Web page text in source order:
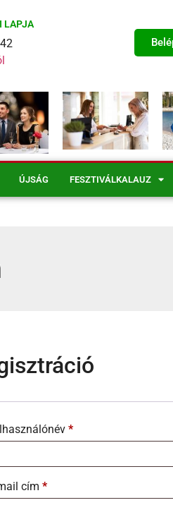
LAPJA
ÚJSÁG FESZTIVÁLKALAUZ
*
cím*